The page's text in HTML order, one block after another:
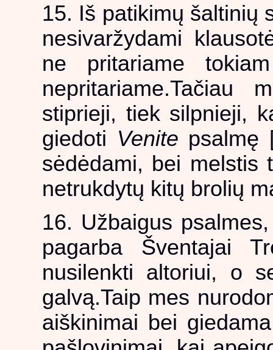
15. Iš patikimų šaltinių
nesivaržydami
ne pritariame
stiprieji, tiek silpnieji,
giedoti Venite psalmę
sėdėdami, bei melstis
netrukdytų kitų brolių
16. Užbaigus
pagarba Šventajai
nusilenkti altoriui, o
galvą.Taip mes
aiškinimai bei